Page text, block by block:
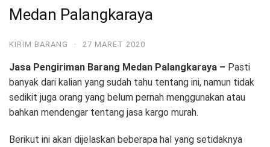
Medan Palangkaraya
KIRIM BARANG · 27 MARET 2020
Jasa Pengiriman Barang Medan Palangkaraya – Pasti
banyak dari kalian yang sudah tahu tentang ini, namun tidak
sedikit juga orang yang belum pernah menggunakan atau
bahkan mendengar tentang jasa kargo murah.
Berikut ini akan dijelaskan beberapa hal yang setidaknya